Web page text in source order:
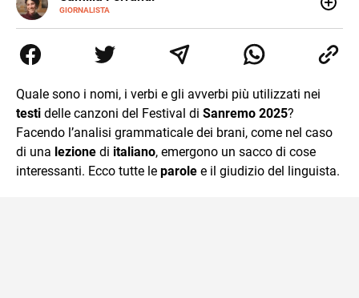
GIORNALISTA
LINKEDIN
di trasformare la passione per la scrittura in un lavoro, e
da lì non mi sono più fermata. L’attualità è il mio pane
mente.
Quale sono i nomi, i verbi e gli avverbi più utilizzati nei
testi delle canzoni del Festival di Sanremo 2025?
Facendo l’analisi grammaticale dei brani, come nel caso
di una lezione di italiano, emergono un sacco di cose
interessanti. Ecco tutte le parole e il giudizio del linguista.